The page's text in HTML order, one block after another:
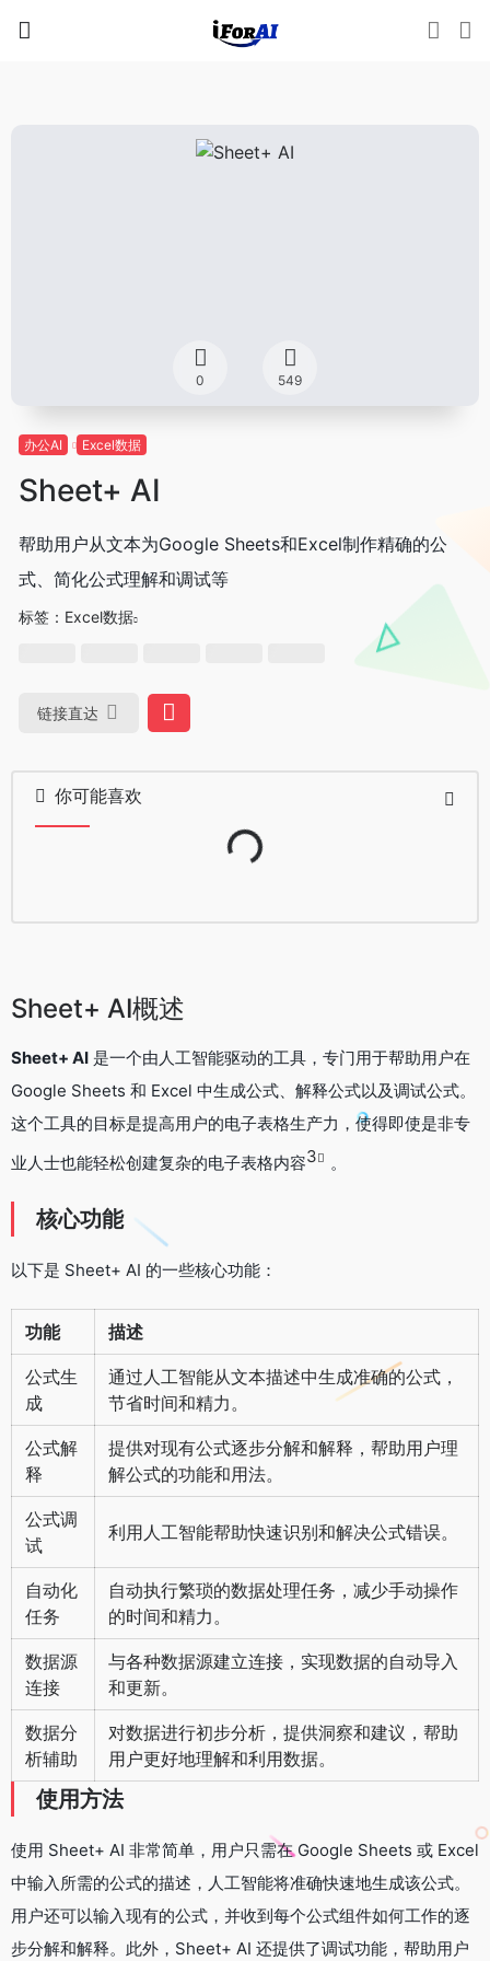
0 549
办公AI Excel数据
Sheet+ AI
帮助用户从文本为Google Sheets和Excel制作精确的公
式、简化公式理解和调试等
标签： Excel数据
链接直达
你可能喜欢 Loading...
Sheet+ AI概述
Sheet+ AI 是一个由人工智能驱动的工具，专门用于帮助用户在
Google Sheets 和 Excel 中生成公式、解释公式以及调试公式。
这个工具的目标是提高用户的电子表格生产力，使得即使是非专
业人士也能轻松创建复杂的电子表格内容3 。
核心功能
以下是 Sheet+ AI 的一些核心功能：
功能 描述
公式生
成
通过人工智能从文本描述中生成准确的公式，
节省时间和精力。
公式解
释
提供对现有公式逐步分解和解释，帮助用户理
解公式的功能和用法。
公式调
试
利用人工智能帮助快速识别和解决公式错误。
自动化
任务
自动执行繁琐的数据处理任务，减少手动操作
的时间和精力。
数据源
连接
与各种数据源建立连接，实现数据的自动导入
和更新。
数据分
析辅助
对数据进行初步分析，提供洞察和建议，帮助
用户更好地理解和利用数据。
使用方法
使用 Sheet+ AI 非常简单，用户只需在 Google Sheets 或 Excel
中输入所需的公式的描述，人工智能将准确快速地生成该公式。
用户还可以输入现有的公式，并收到每个公式组件如何工作的逐
步分解和解释。此外，Sheet+ AI 还提供了调试功能，帮助用户